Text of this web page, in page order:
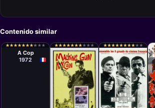
Contenido similar
★
★★
★★
★★
★★
★★
★★
★★
★ ★
★ ★
★
Jean-Pierre
Melville
A Cop
1972
★
★★
★★
★★
★★
★★
★★
★★
★ ★
★ ★
★ ★
★★
★★
★★
★★
★★
★★
★★
★★
★ ★
★